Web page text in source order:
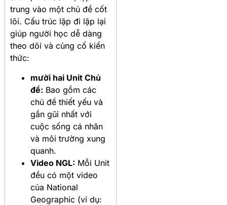
trung vào một chủ đề cốt
lõi. Cấu trúc lặp đi lặp lại
giúp người học dễ dàng
theo dõi và củng cố kiến
thức:
mười hai Unit Chủ
đề: Bao gồm các
chủ đề thiết yếu và
gần gũi nhất với
cuộc sống cá nhân
và môi trường xung
quanh.
Video NGL: Mỗi Unit
đều có một video
của National
Geographic (ví dụ: